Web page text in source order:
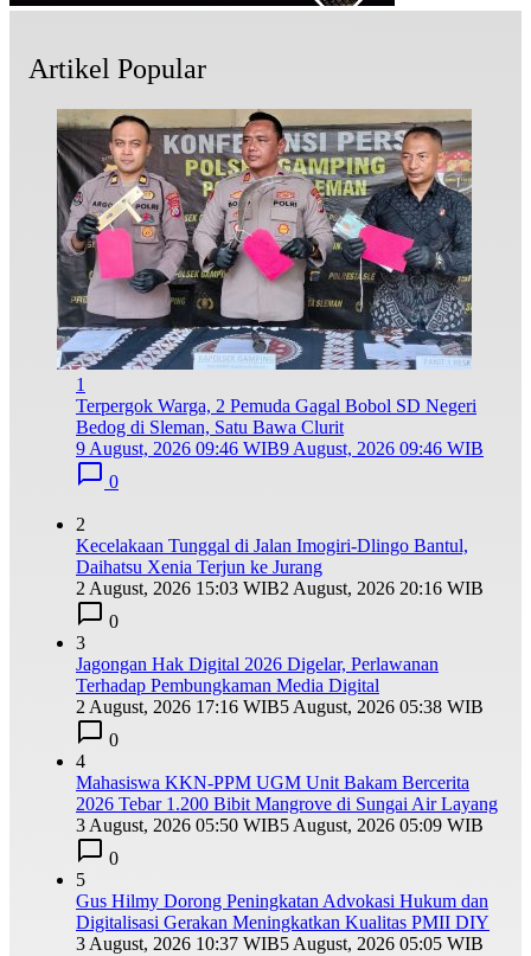
Artikel Popular
1
Terpergok Warga, 2 Pemuda Gagal Bobol SD Negeri
Bedog di Sleman, Satu Bawa Clurit
9 August, 2026 09:46 WIB9 August, 2026 09:46 WIB
0
2
Kecelakaan Tunggal di Jalan Imogiri-Dlingo Bantul,
Daihatsu Xenia Terjun ke Jurang
2 August, 2026 15:03 WIB2 August, 2026 20:16 WIB
0
3
Jagongan Hak Digital 2026 Digelar, Perlawanan
Terhadap Pembungkaman Media Digital
2 August, 2026 17:16 WIB5 August, 2026 05:38 WIB
0
4
Mahasiswa KKN-PPM UGM Unit Bakam Bercerita
2026 Tebar 1.200 Bibit Mangrove di Sungai Air Layang
3 August, 2026 05:50 WIB5 August, 2026 05:09 WIB
0
5
Gus Hilmy Dorong Peningkatan Advokasi Hukum dan
Digitalisasi Gerakan Meningkatkan Kualitas PMII DIY
3 August, 2026 10:37 WIB5 August, 2026 05:05 WIB